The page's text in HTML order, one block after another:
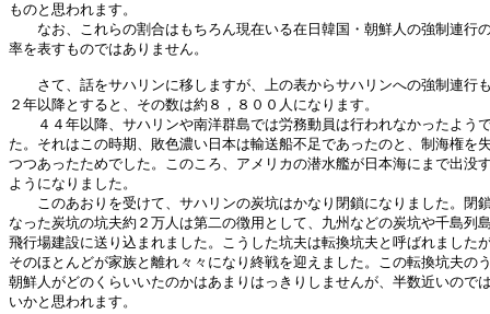
ものと思われます。
なお、これらの割合はもちろん現在いる在日韓国・朝鮮人の強制連行
率を表すものではありません。
さて、話をサハリンに移しますが、上の表からサハリンへの強制連行
２年以降とすると、その数は約８，８００人になります。
４４年以降、サハリンや南洋群島では労務動員は行われなかったよう
た。それはこの時期、敗色濃い日本は輸送船不足であったのと、制海権を
つつあったためでした。このころ、アメリカの潜水艦が日本海にまで出没
ようになりました。
このあおりを受けて、サハリンの炭坑はかなり閉鎖になりました。閉
なった炭坑の坑夫約２万人は第二の徴用として、九州などの炭坑や千島列
飛行場建設に送り込まれました。こうした坑夫は転換坑夫と呼ばれましたが
そのほとんどが家族と離れ々々になり終戦を迎えました。この転換坑夫の
朝鮮人がどのくらいいたのかはあまりはっきりしませんが、半数近いので
いかと思われます。